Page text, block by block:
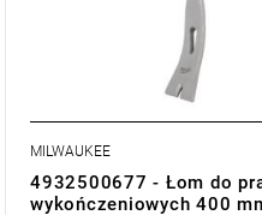
MILWAUKEE
4932500677 - Łom do
wykończeniowych 400